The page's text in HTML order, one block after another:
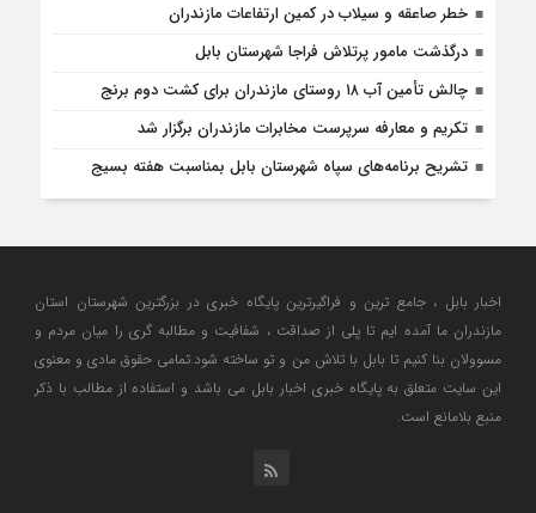
خطر صاعقه و سیلاب در کمین ارتفاعات مازندران
درگذشت مامور پرتلاش فراجا شهرستان بابل
چالش تأمین آب ۱۸ روستای مازندران برای کشت دوم برنج
تکریم و معارفه سرپرست مخابرات مازندران برگزار شد
تشریح برنامه‌های سپاه شهرستان بابل بمناسبت هفته بسیج
اخبار بابل ، جامع ترین و فراگیرترین پایگاه خبری در بزرگترین شهرستان استان
مازندران ما آمده ایم تا پلی از صداقت ، شفافیت و مطالبه گری را میان مردم و
مسوولان بنا کنیم تا بابل با تلاش من و تو ساخته شود.تمامی حقوق مادی و معنوی
این سایت متعلق به پایگاه خبری اخبار بابل می باشد و استفاده از مطالب با ذکر
منبع بلامانع است.